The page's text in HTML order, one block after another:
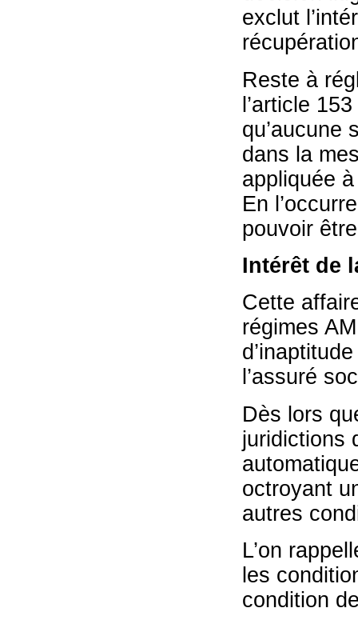
exclut
Reste à
l’article
qu’aucune
dans la
appliquée
En
pouvoir
Intérêt de
Cette
régimes
l’assuré
Dès lors
juridictions
octroyant
autres
L’on
les
condition